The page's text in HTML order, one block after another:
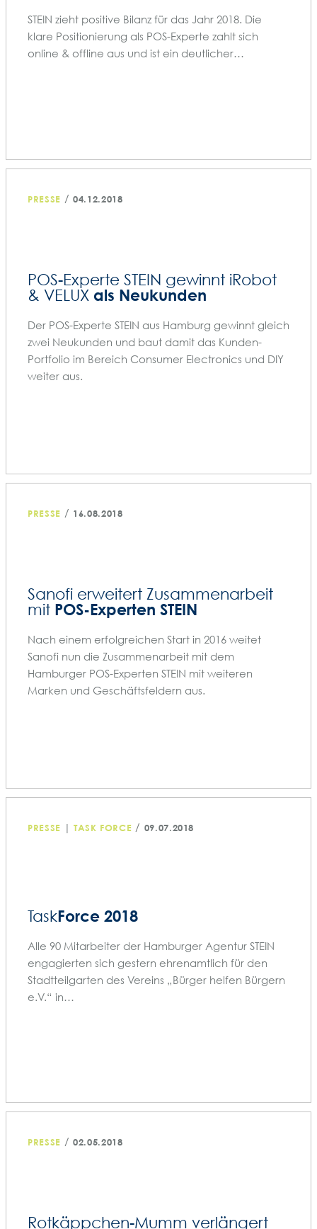
STEIN zieht positive Bilanz für das Jahr 2018. Die
klare Positionierung als POS-Experte zahlt sich
online & offline aus und ist ein deutlicher…
PRESSE /04.12.2018
POS-Experte STEIN gewinnt iRobot
& VELUX als Neukunden
Der POS-Experte STEIN aus Hamburg gewinnt gleich
zwei Neukunden und baut damit das Kunden-
Portfolio im Bereich Consumer Electronics und DIY
weiter aus.
PRESSE / 16.08.2018
Sanofi erweitert Zusammenarbeit
mit POS-Experten STEIN
Nach einem erfolgreichen Start in 2016 weitet
Sanofi nun die Zusammenarbeit mit dem
Hamburger POS-Experten STEIN mit weiteren
Marken und Geschäftsfeldern aus.
PRESSE | TASK FORCE / 09.07.2018
TaskForce 2018
Alle 90 Mitarbeiter der Hamburger Agentur STEIN
engagierten sich gestern ehrenamtlich für den
Stadtteilgarten des Vereins „Bürger helfen Bürgern
e.V.“ in…
PRESSE /02.05.2018
Rotkäppchen-Mumm verlängert